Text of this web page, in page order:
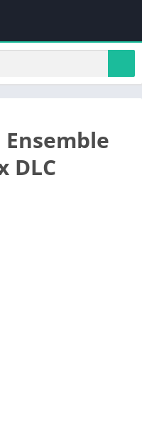
Ensemble
DLC